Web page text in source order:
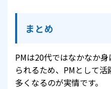
まとめ
PMは20代ではなかなか
られるため、PMとして
多くなるのが実情です。